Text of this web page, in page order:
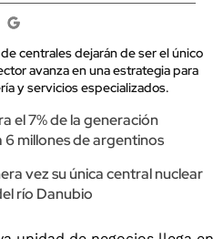
centrales dejarán de ser el único
avanza en una estrategia para
y servicios especializados.
el 7% de la generación
millones de argentinos
vez su única central nuclear
río Danubio